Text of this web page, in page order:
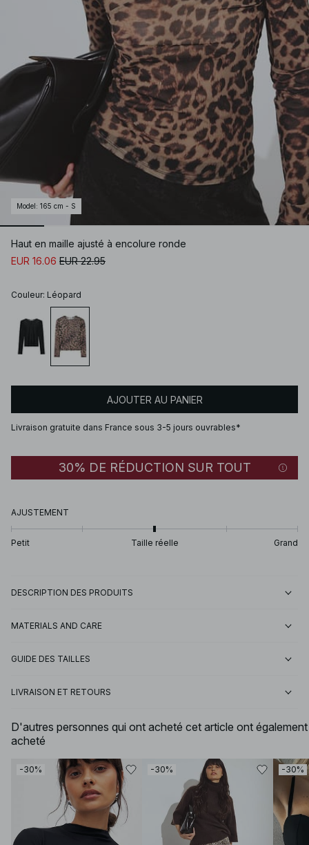
Model : 165 cm - S
Haut en maille ajusté à encolure ronde
EUR 16.06 EUR 22.95
Couleur: Léopard
AJOUTER AU PANIER
Livraison gratuite dans France sous 3-5 jours ouvrables*
30% DE RÉDUCTION SUR TOUT
AJUSTEMENT
Petit Taille réelle Grand
DESCRIPTION DES PRODUITS
MATERIALS AND CARE
GUIDE DES TAILLES
LIVRAISON ET RETOURS
D'autres personnes qui ont acheté cet article ont également
acheté
-30% -30% -30%